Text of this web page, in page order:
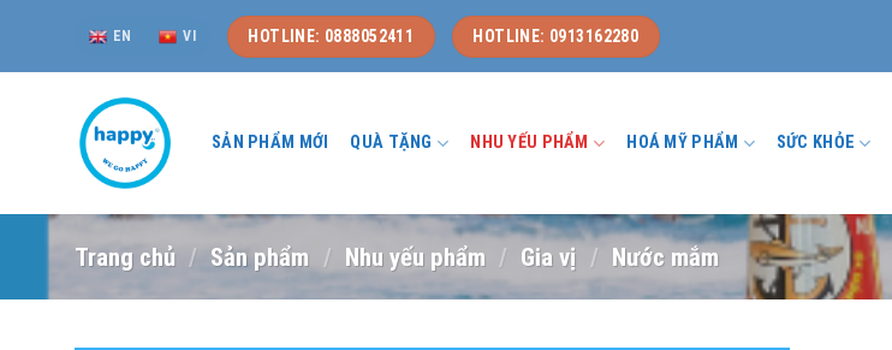
content
EN VI HOTLINE: 0888052411 HOTLINE: 0913162280
SẢN PHẨM MỚI QUÀ TẶNG NHU YẾU PHẨM HOÁ MỸ PHẨM SỨC KHỎE
Trang chủ / Sản phẩm / Nhu yếu phẩm / Gia vị / Nước mắm